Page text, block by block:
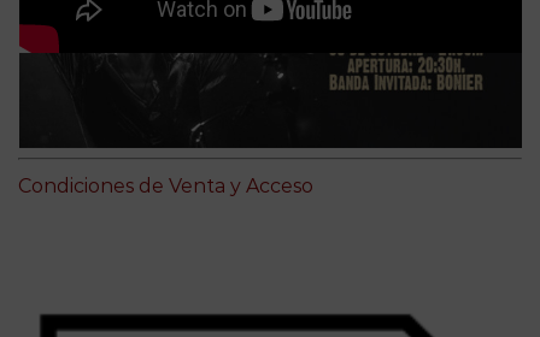
Condiciones de Venta y Acceso